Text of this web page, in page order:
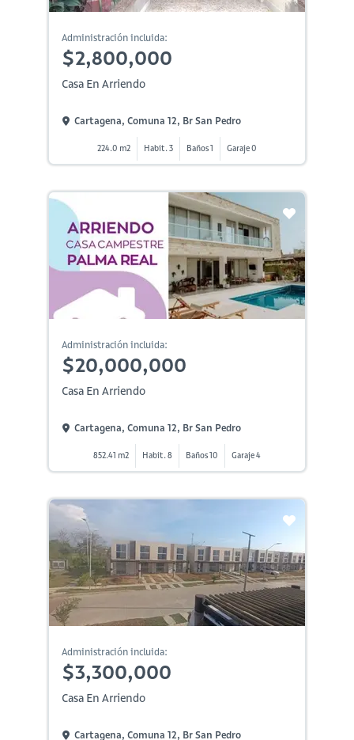
Administración incluida:
$2,800,000
Casa En Arriendo
Cartagena, Comuna 12, Br San Pedro
224.0 m2 Habit. 3 Baños 1 Garaje 0
Administración incluida:
$20,000,000
Casa En Arriendo
Cartagena, Comuna 12, Br San Pedro
852.41 m2 Habit. 8 Baños 10 Garaje 4
Administración incluida:
$3,300,000
Casa En Arriendo
Cartagena, Comuna 12, Br San Pedro